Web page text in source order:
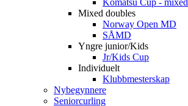
Komatsu Cup - mixed
Mixed doubles
Norway Open MD
SÅMD
Yngre junior/Kids
Jr/Kids Cup
Individuelt
Klubbmesterskap
Nybegynnere
Seniorcurling